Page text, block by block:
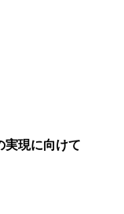
実現に向けて